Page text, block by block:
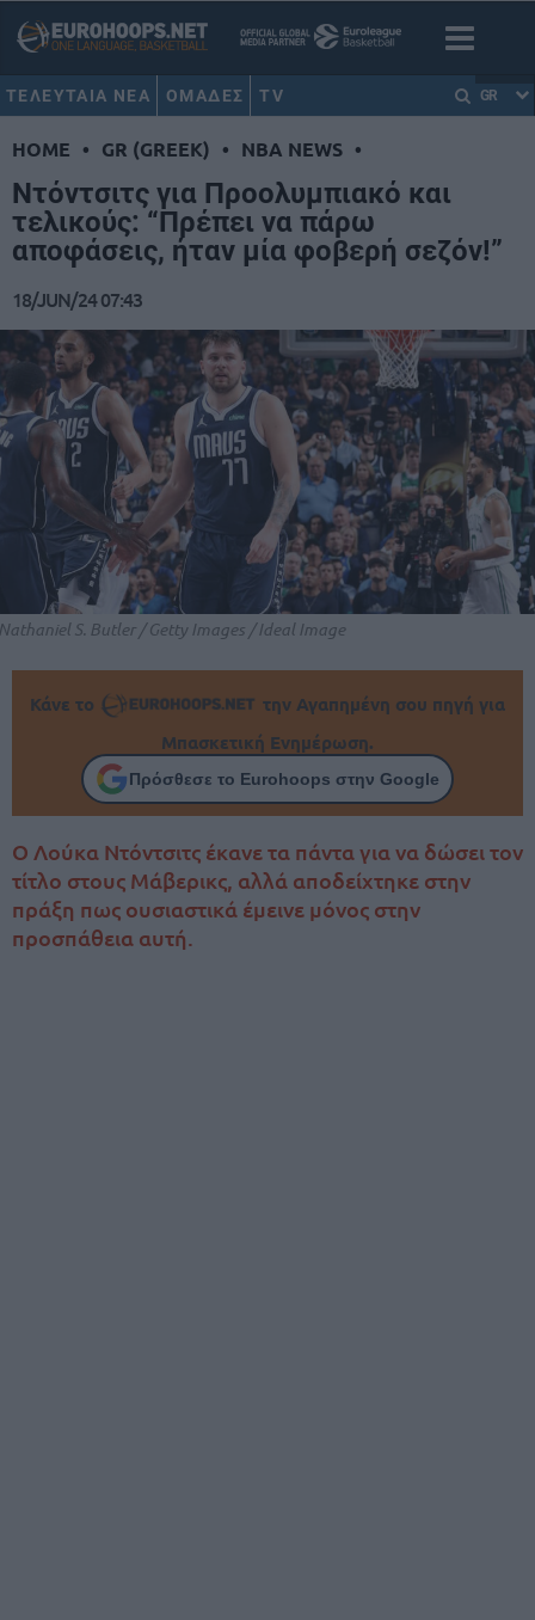
ΤΕΛΕΥΤΑΙΑ ΝΕΑ ΟΜΑΔΕΣ TV GR
HOME • GR (GREEK) • NBA NEWS •
Ντόντσιτς για Προολυμπιακό και
τελικούς: “Πρέπει να πάρω
αποφάσεις, ήταν μία φοβερή σεζόν!”
18/JUN/24 07:43
S. Butler / Getty Images / Ideal Image
Κάνε το
την Αγαπημένη σου πηγή για
Μπασκετική Ενημέρωση.
Πρόσθεσε το Eurohoops στην Google
Ο Λούκα Ντόντσιτς έκανε τα πάντα για να δώσει τον
τίτλο στους Μάβερικς, αλλά αποδείχτηκε στην
πράξη πως ουσιαστικά έμεινε μόνος στην
προσπάθεια αυτή.